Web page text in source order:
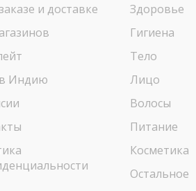
и доставке
Индию
Здоровье
Гигиена
Тело
Лицо
Волосы
Питание
Косметика
Остальное